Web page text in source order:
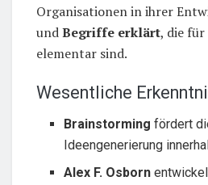
Organisationen in ihrer
undBegriffe erklärt, die für
elementar sind.
Wesentliche
Brainstorming fördert
Ideengenerierung
Alex F. Osborn